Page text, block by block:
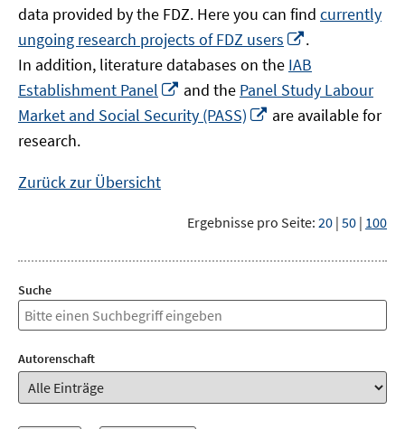
data provided by the FDZ. Here you can find currently
ungoing research projects of FDZ users
neuem
Fenster
öffnen
.
In addition, literature databases on the IAB
Establishment Panel
In
neuem
Fenster
and the Panel Study Labour
Market and Social Security (PASS)
In
are available for
research.
Zurück zur Übersicht
Ergebnisse pro Seite: 20 | 50 | 100
Suche
Autorenschaft